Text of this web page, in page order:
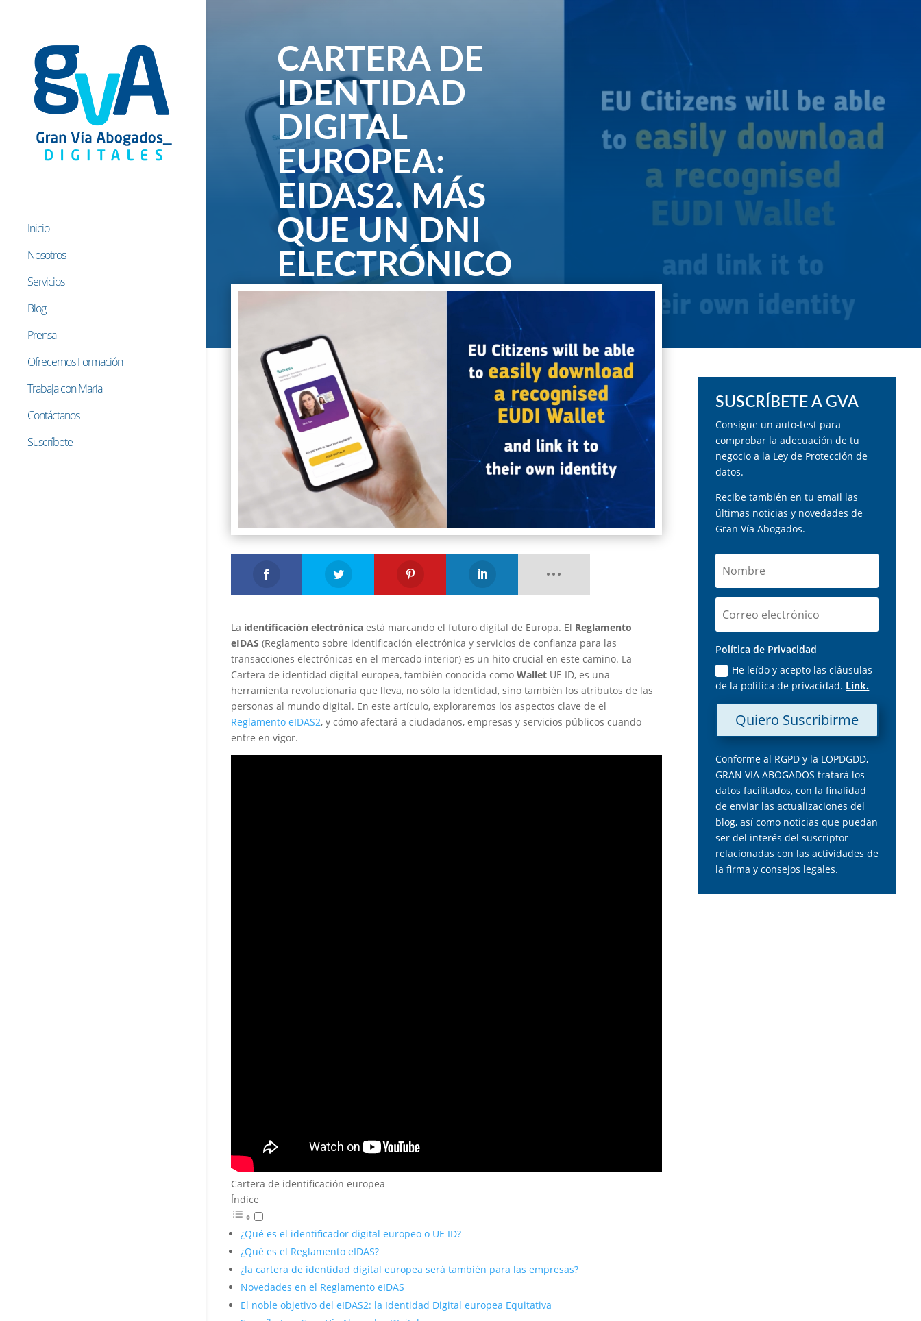
Inicio
Nosotros
Servicios
Blog
Prensa
Ofrecemos Formación
Trabaja con María
Contáctanos
Suscríbete
CARTERA DE
IDENTIDAD
DIGITAL
EUROPEA:
EIDAS2. MÁS
QUE UN DNI
ELECTRÓNICO
La identificación electrónicaestá marcando el futuro digital de Europa. El Reglamento
eIDAS (Reglamento sobre identificación electrónica y servicios de confianza para las
transacciones electrónicas en el mercado interior) es un hito crucial en este camino. La
Cartera de identidad digital europea, también conocida como WalletUE ID, es una
herramienta revolucionaria que lleva, no sólo la identidad, sino también los atributos de las
personas al mundo digital. En este artículo, exploraremos los aspectos clave de el
Reglamento eIDAS2, y cómo afectará a ciudadanos, empresas y servicios públicos cuando
entre en vigor.
Cartera de identificación europea
Índice
¿Qué es el identificador digital europeo o UE ID?
¿Qué es el Reglamento eIDAS?
¿la cartera de identidad digital europea será también para las empresas?
Novedades en el Reglamento eIDAS
El noble objetivo del eIDAS2: la Identidad Digital europea Equitativa
SUSCRÍBETE A GVA
Consigue un auto-test para
comprobar la adecuación de tu
negocio a la Ley de Protección de
datos.
Recibe también en tu email las
últimas noticias y novedades de
Gran Vía Abogados.
Política de Privacidad
He leído y acepto las cláusulas
de la política de privacidad. Link.
Quiero Suscribirme
Conforme al RGPD y la LOPDGDD,
GRAN VIA ABOGADOS tratará los
datos facilitados, con la finalidad
de enviar las actualizaciones del
blog, así como noticias que puedan
ser del interés del suscriptor
relacionadas con las actividades de
la firma y consejos legales.